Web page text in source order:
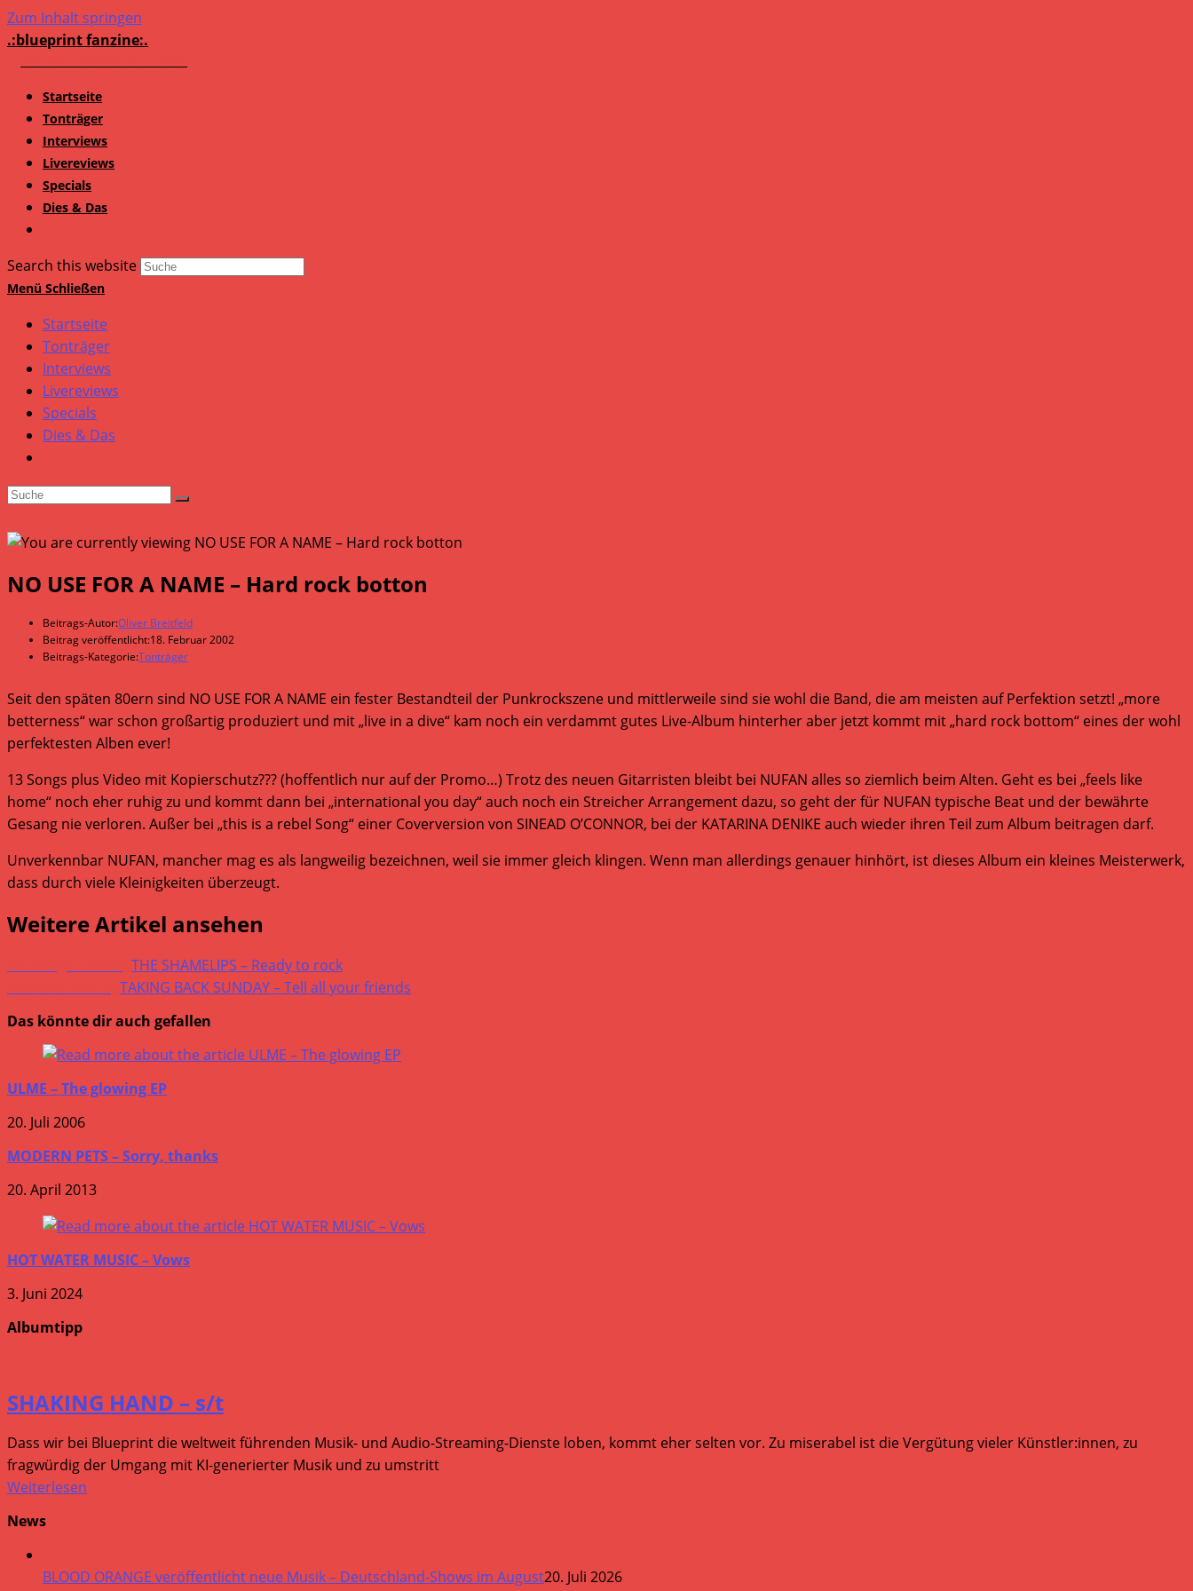
Zum Inhalt springen
.:blueprint fanzine:.
Startseite
Tonträger
Interviews
Livereviews
Specials
Dies & Das
Search this website
Menü Schließen
Startseite
Tonträger
Interviews
Livereviews
Specials
Dies & Das
NO USE FOR A NAME – Hard rock botton
Beitrags-Autor:Oliver Breitfeld
Beitrag veröffentlicht:18. Februar 2002
Beitrags-Kategorie:Tonträger
Seit den späten 80ern sind NO USE FOR A NAME ein fester Bestandteil der Punkrockszene und mittlerweile sind sie wohl die Band, die am meisten auf Perfektion setzt! „more
betterness“ war schon großartig produziert und mit „live in a dive“ kam noch ein verdammt gutes Live-Album hinterher aber jetzt kommt mit „hard rock bottom“ eines der wohl
perfektesten Alben ever!
13 Songs plus Video mit Kopierschutz??? (hoffentlich nur auf der Promo…) Trotz des neuen Gitarristen bleibt bei NUFAN alles so ziemlich beim Alten. Geht es bei „feels like
home“ noch eher ruhig zu und kommt dann bei „international you day“ auch noch ein Streicher Arrangement dazu, so geht der für NUFAN typische Beat und der bewährte
Gesang nie verloren. Außer bei „this is a rebel Song“ einer Coverversion von SINEAD O’CONNOR, bei der KATARINA DENIKE auch wieder ihren Teil zum Album beitragen darf.
Unverkennbar NUFAN, mancher mag es als langweilig bezeichnen, weil sie immer gleich klingen. Wenn man allerdings genauer hinhört, ist dieses Album ein kleines Meisterwerk,
dass durch viele Kleinigkeiten überzeugt.
Weitere Artikel ansehen
THE SHAMELIPS – Ready to rock
TAKING BACK SUNDAY – Tell all your friends
Das könnte dir auch gefallen
ULME – The glowing EP
20. Juli 2006
MODERN PETS – Sorry, thanks
20. April 2013
HOT WATER MUSIC – Vows
3. Juni 2024
Albumtipp
SHAKING HAND – s/t
Dass wir bei Blueprint die weltweit führenden Musik- und Audio-Streaming-Dienste loben, kommt eher selten vor. Zu miserabel ist die Vergütung vieler Künstler:innen, zu
fragwürdig der Umgang mit KI-generierter Musik und zu umstritt
Weiterlesen
News
BLOOD ORANGE veröffentlicht neue Musik – Deutschland-Shows im August20. Juli 2026